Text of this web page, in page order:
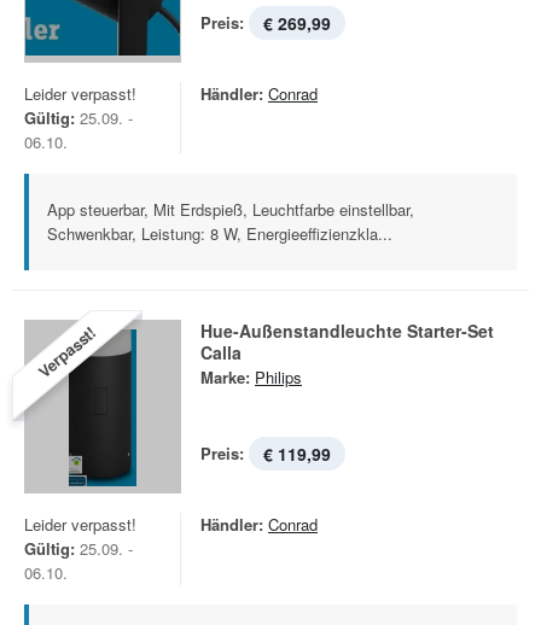
Preis: € 269,99
Leider verpasst!
Gültig: 25.09. -
06.10.
Händler: Conrad
App steuerbar, Mit Erdspieß, Leuchtfarbe einstellbar,
Schwenkbar, Leistung: 8 W, Energieeffizienzkla...
Verpasst!
Hue-Außenstandleuchte Starter-Set
Calla
Marke: Philips
Preis: € 119,99
Leider verpasst!
Gültig: 25.09. -
06.10.
Händler: Conrad